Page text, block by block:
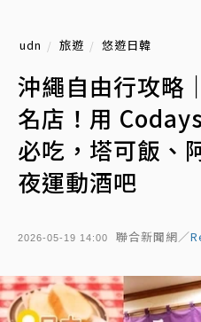
udn 旅遊 悠遊日韓
沖繩自由行攻略
名店！用
必吃，塔可飯、
夜運動酒吧
2026-05-19 14:00 聯合新聞網／